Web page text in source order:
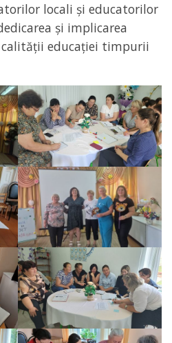
locali și educatorilor
și implicarea
educației timpurii